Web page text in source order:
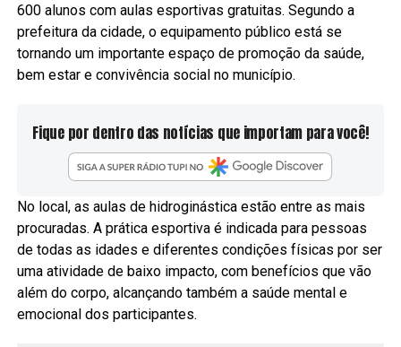
600 alunos com aulas esportivas gratuitas. Segundo a
prefeitura da cidade, o equipamento público está se
tornando um importante espaço de promoção da saúde,
bem estar e convivência social no município.
Fique por dentro das notícias que importam para você!
No local, as aulas de hidroginástica estão entre as mais
procuradas. A prática esportiva é indicada para pessoas
de todas as idades e diferentes condições físicas por ser
uma atividade de baixo impacto, com benefícios que vão
além do corpo, alcançando também a saúde mental e
emocional dos participantes.